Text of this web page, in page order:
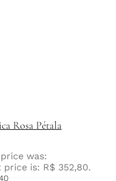
Rosa Pétala
was:
is: R$ 352,80.